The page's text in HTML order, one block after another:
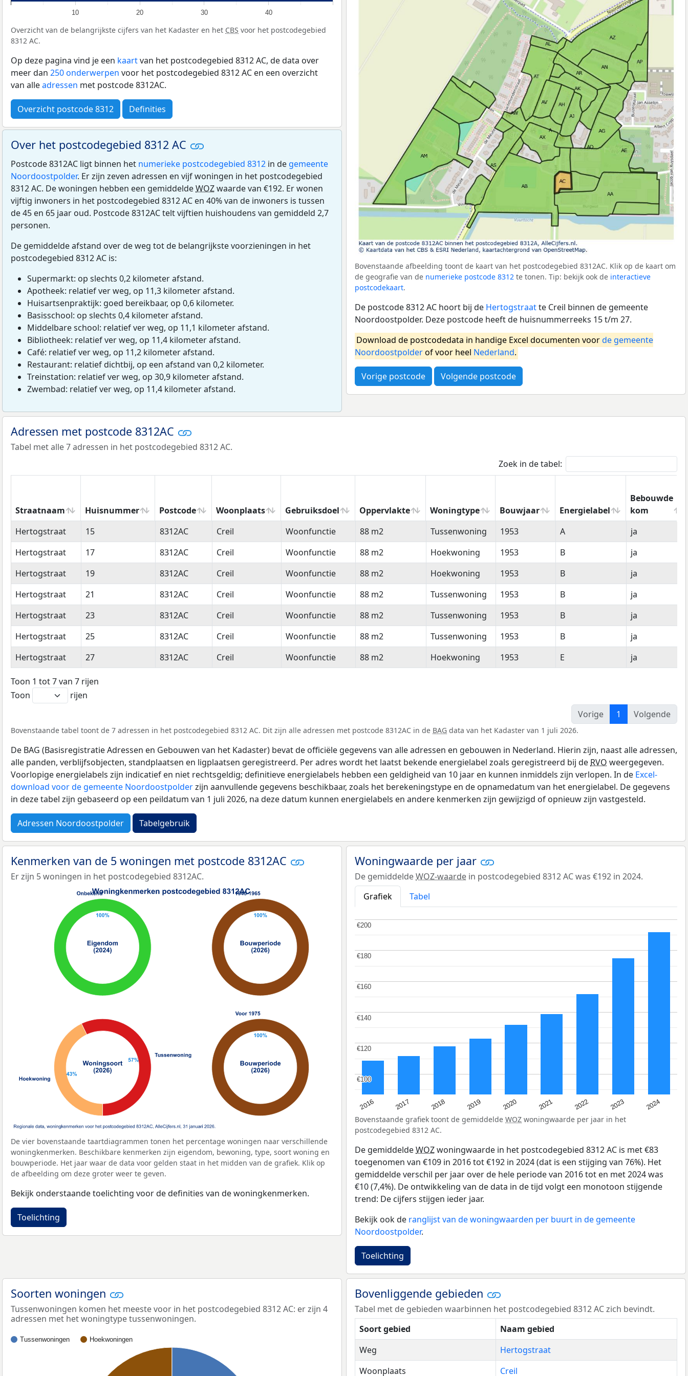
10 20 30 40
Overzicht van de belangrijkste cijfers van het Kadaster en het CBS voor het postcodegebied
8312 AC.
Op deze pagina vind je een kaartvan het postcodegebied 8312 AC, de data over
meer dan 250 onderwerpen voor het postcodegebied 8312 AC en een overzicht
van alleadressen met postcode 8312AC.
Overzicht postcode 8312 Definities
Over het postcodegebied 8312 AC
Postcode 8312AC ligt binnen het numerieke postcodegebied 8312 in de gemeente
Noordoostpolder. Er zijn zeven adressen en vijf woningen in het postcodegebied
8312 AC. De woningen hebben een gemiddeldeWOZwaarde van €192. Er wonen
vijftig inwoners in het postcodegebied 8312 AC en 40% van de inwoners is tussen
de 45 en 65 jaar oud. Postcode 8312AC telt vijftien huishoudens van gemiddeld 2,7
personen.
De gemiddelde afstand over de weg tot de belangrijkste voorzieningen in het
postcodegebied 8312 AC is:
Supermarkt: op slechts 0,2 kilometer afstand.
Apotheek: relatief ver weg, op 11,3 kilometer afstand.
Huisartsenpraktijk: goed bereikbaar, op 0,6 kilometer.
Basisschool: op slechts 0,4 kilometer afstand.
Middelbare school: relatief ver weg, op 11,1 kilometer afstand.
Bibliotheek: relatief ver weg, op 11,4 kilometer afstand.
Café: relatief ver weg, op 11,2 kilometer afstand.
Restaurant: relatief dichtbij, op een afstand van 0,2 kilometer.
Treinstation: relatief ver weg, op 30,9 kilometer afstand.
Zwembad: relatief ver weg, op 11,4 kilometer afstand.
Bovenstaande afbeelding toont de kaart van het postcodegebied 8312AC. Klik op de kaart om
de geografie van de numerieke postcode 8312 te tonen. Tip: bekijk ook de interactieve
postcodekaart.
De postcode 8312 AC hoort bij de Hertogstraatte Creil binnen de gemeente
Noordoostpolder. Deze postcode heeft de huisnummerreeks 15 t/m 27.
Download de postcodedata in handige Excel documenten voorde gemeente
Noordoostpolderof voor heel Nederland.
Vorige postcode Volgende postcode
Adressen met postcode 8312AC
Tabel met alle 7 adressen in het postcodegebied 8312 AC.
Zoek in de tabel:
Straatnaam Huisnummer Postcode Woonplaats Gebruiksdoel Oppervlakte Woningtype Bouwjaar Energielabel
Bebouwde
kom
Straatnaam
Huisnummer Postcode Woonplaats Gebruiksdoel Oppervlakte Woningtype Bouwjaar Energielabel
Bebouwde
kom
Hertogstraat 15 8312AC Creil Woonfunctie 88 m2 Tussenwoning 1953 A
ja
Hertogstraat
17 8312AC Creil Woonfunctie 88 m2 Hoekwoning 1953 B
ja
Hertogstraat
19 8312AC Creil Woonfunctie 88 m2 Hoekwoning 1953 B
ja
Hertogstraat
21 8312AC Creil Woonfunctie 88 m2 Tussenwoning 1953 B
ja
Hertogstraat
23 8312AC Creil Woonfunctie 88 m2 Tussenwoning 1953 B
ja
Hertogstraat
25 8312AC Creil Woonfunctie 88 m2 Tussenwoning 1953 B
ja
Hertogstraat
27 8312AC Creil Woonfunctie 88 m2 Hoekwoning 1953 E ja
Toon 1 tot 7 van 7 rijen
Toon
rijen
Vorige
1 Volgende
Bovenstaande tabel toont de 7 adressen in het postcodegebied 8312 AC. Dit zijn alle adressen met postcode 8312AC in de BAG data van het Kadaster van 1 juli 2026.
De BAG (Basisregistratie Adressen en Gebouwen van het Kadaster) bevat de officiële gegevens van alle adressen en gebouwen in Nederland. Hierin zijn, naast alle adressen,
alle panden, verblijfsobjecten, standplaatsen en ligplaatsen geregistreerd. Per adres wordt het laatst bekende energielabel zoals geregistreerd bij de RVO weergegeven.
Voorlopige energielabels zijn indicatief en niet rechtsgeldig; definitieve energielabels hebben een geldigheid van 10 jaar en kunnen inmiddels zijn verlopen. In de Excel-
download voor de gemeente Noordoostpolderzijn aanvullende gegevens beschikbaar, zoals het berekeningstype en de opnamedatum van het energielabel. De gegevens
in deze tabel zijn gebaseerd op een peildatum van 1 juli 2026, na deze datum kunnen energielabels en andere kenmerken zijn gewijzigd of opnieuw zijn vastgesteld.
Adressen Noordoostpolder Tabelgebruik
Kenmerken van de 5 woningen met postcode 8312AC
Er zijn 5 woningen in het postcodegebied 8312AC.
De vier bovenstaande taartdiagrammen tonen het percentage woningen naar verschillende
woningkenmerken. Beschikbare kenmerken zijn eigendom, bewoning, type, soort woning en
bouwperiode. Het jaar waar de data voor gelden staat in het midden van de grafiek. Klik op
de afbeelding om deze groter weer te geven.
Bekijk onderstaande toelichting voor de definities van de woningkenmerken.
Toelichting
Woningwaarde per jaar
De gemiddeldeWOZ-waarde in postcodegebied 8312 AC was €192 in 2024.
Grafiek
Tabel
2016 2017 2018 2019 2020 2021 2022 2023 2024
€100
€100
€120
€120
€140
€140
€160
€160
€180
€180
€200
€200
Bovenstaande grafiek toont de gemiddelde WOZ woningwaarde per jaar in het
postcodegebied 8312 AC.
De gemiddeldeWOZwoningwaarde in het postcodegebied 8312 AC is met €83
toegenomen van €109 in 2016 tot €192 in 2024 (dat is een stijging van 76%). Het
gemiddelde verschil per jaar over de hele periode van 2016 tot en met 2024 was
€10 (7,4%). De ontwikkeling van de data in de tijd volgt een monotoon stijgende
trend: De cijfers stijgen ieder jaar.
Bekijk ook de ranglijst van de woningwaarden per buurt in de gemeente
Noordoostpolder.
Toelichting
Soorten woningen
Tussenwoningen komen het meeste voor in het postcodegebied 8312 AC: er zijn 4
adressen met het woningtype tussenwoningen.
Tussenwoningen Hoekwoningen
Bovenliggende gebieden
Tabel met de gebieden waarbinnen het postcodegebied 8312 AC zich bevindt.
Soort gebied
Naam gebied
Weg
Hertogstraat
Woonplaats
Creil